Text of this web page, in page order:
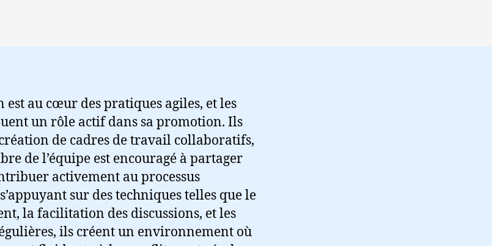
au cœur des pratiques agiles, et les
un rôle actif dans sa promotion. Ils
de cadres de travail collaboratifs,
de l’équipe est encouragé à partager
activement au processus
sur des techniques telles que le
la facilitation des discussions, et les
ils créent un environnement où